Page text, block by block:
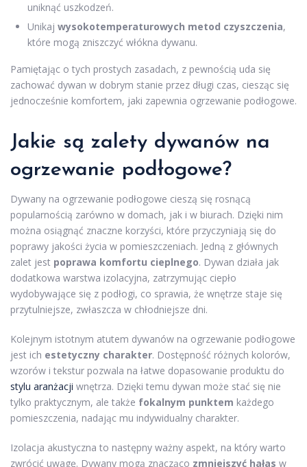
uniknąć uszkodzeń.
Unikaj wysokotemperaturowych metod czyszczenia,
które mogą zniszczyć włókna dywanu.
Pamiętając o tych prostych zasadach, z pewnością uda się
zachować dywan w dobrym stanie przez długi czas, ciesząc się
jednocześnie komfortem, jaki zapewnia ogrzewanie podłogowe.
Jakie są zalety dywanów na
ogrzewanie podłogowe?
Dywany na ogrzewanie podłogowe cieszą się rosnącą
popularnością zarówno w domach, jak i w biurach. Dzięki nim
można osiągnąć znaczne korzyści, które przyczyniają się do
poprawy jakości życia w pomieszczeniach. Jedną z głównych
zalet jest poprawa komfortu cieplnego. Dywan działa jak
dodatkowa warstwa izolacyjna, zatrzymując ciepło
wydobywające się z podłogi, co sprawia, że wnętrze staje się
przytulniejsze, zwłaszcza w chłodniejsze dni.
Kolejnym istotnym atutem dywanów na ogrzewanie podłogowe
jest ich estetyczny charakter. Dostępność różnych kolorów,
wzorów i tekstur pozwala na łatwe dopasowanie produktu do
stylu aranżacji wnętrza. Dzięki temu dywan może stać się nie
tylko praktycznym, ale także fokalnym punktem każdego
pomieszczenia, nadając mu indywidualny charakter.
Izolacja akustyczna to następny ważny aspekt, na który warto
zwrócić uwagę. Dywany mogą znacząco zmniejszyć hałas w